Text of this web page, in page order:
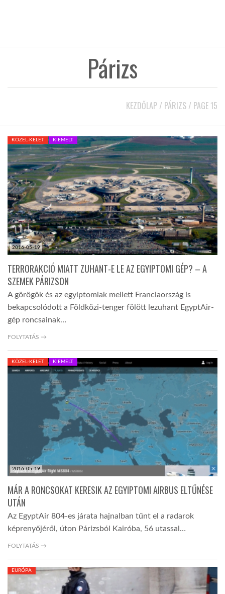
HÍR3D
TROPICALMAGAZIN
GLOBOTV
AFRIKA TUDÁSTÁR
A NAP SZÉPE
LINKTR.EE
GLOBOZSARU
DOBRAVERO.HU
LATIMO.HU
Párizs
KEZDŐLAP / PÁRIZS / PAGE 15
2016-05-19
KÖZEL-KELET KIEMELT
TERRORAKCIÓ MIATT ZUHANT-E LE AZ EGYIPTOMI GÉP? – A
SZEMEK PÁRIZSON
A görögök és az egyiptomiak mellett Franciaország is
bekapcsolódott a Földközi-tenger fölött lezuhant EgyptAir-
gép roncsainak…
FOLYTATÁS →
2016-05-19
KÖZEL-KELET KIEMELT
MÁR A RONCSOKAT KERESIK AZ EGYIPTOMI AIRBUS ELTŰNÉSE
UTÁN
Az EgyptAir 804-es járata hajnalban tűnt el a radarok
képrenyőjéről, úton Párizsból Kairóba, 56 utassal…
FOLYTATÁS →
EURÓPA